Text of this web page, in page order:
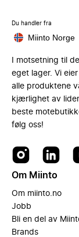
Du handler fra
Miinto Norge
I motsetning til
eget lager. Vi
alle produktene
kjærlighet av
beste
følg oss!
Om Miinto
Om miinto.no
Jobb
Bli en del av
Brands